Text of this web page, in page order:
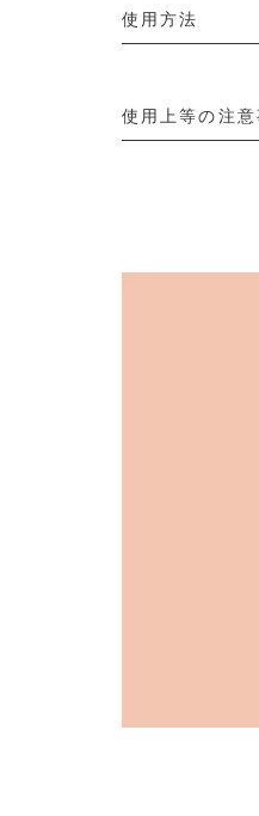
使用方法
使用上等の注意